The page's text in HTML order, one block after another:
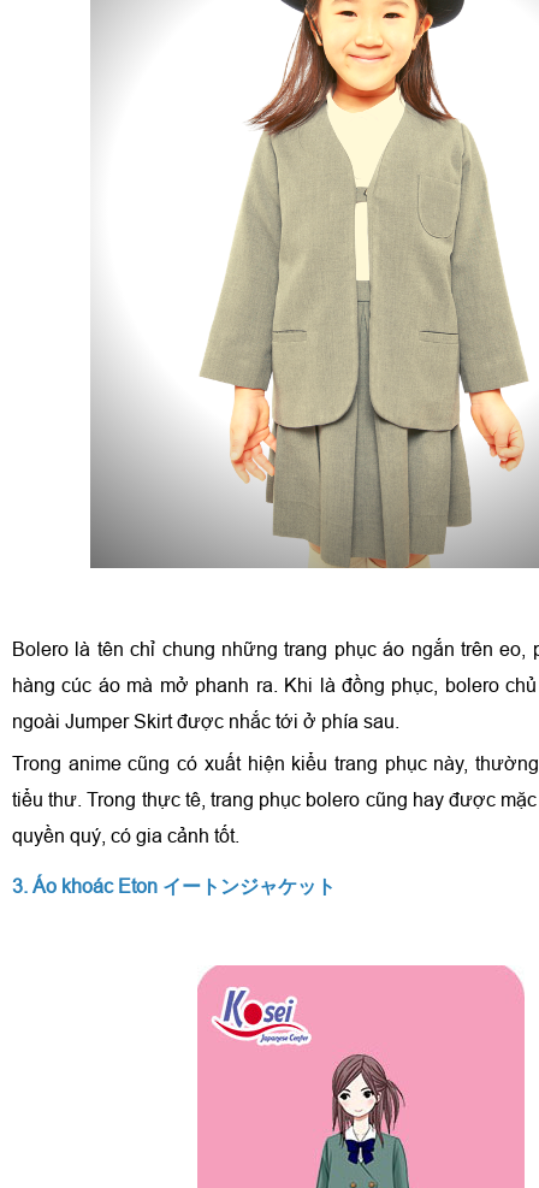
Bolero là tên chỉ chung những trang phục áo ngắn trên eo,
hàng cúc áo mà mở phanh ra. Khi là đồng phục, bolero
ngoài Jumper Skirt được nhắc tới ở phía sau.
Trong anime cũng có xuất hiện kiểu trang phục này,
tiểu thư. Trong thực tê, trang phục bolero cũng hay được
quyền quý, có gia cảnh tốt.
3. Áo khoác Eton イートンジャケット